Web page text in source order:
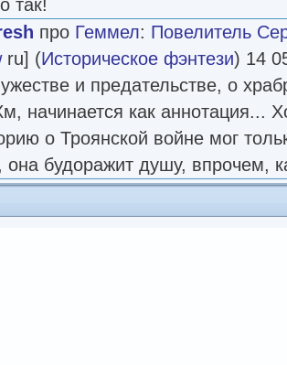
так!
про Геммел: Повелитель
ru] (Историческое фэнтези) 14
и предательстве, о
начинается как аннотация...
о Троянской войне мог
она будоражит душу, впрочем,